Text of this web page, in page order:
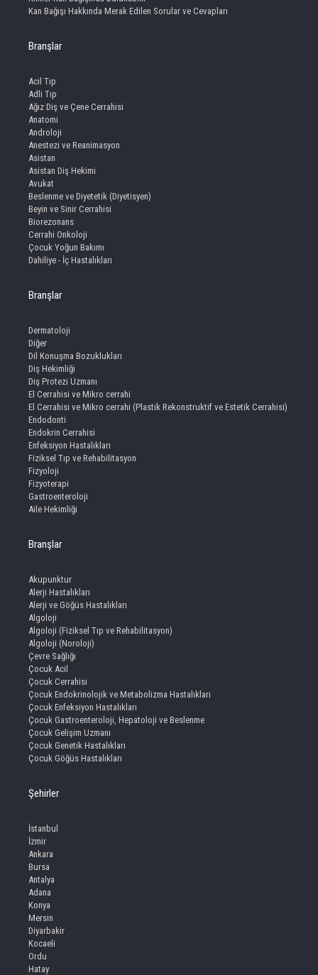
Kan Bağışı Hakkında Merak Edilen Sorular ve Cevapları
Branşlar
Acil Tıp
Adli Tıp
Ağız Diş ve Çene Cerrahisi
Anatomi
Androloji
Anestezi ve Reanimasyon
Asistan
Asistan Diş Hekimi
Avukat
Beslenme ve Diyetetik (Diyetisyen)
Beyin ve Sinir Cerrahisi
Biorezonans
Cerrahi Onkoloji
Çocuk Yoğun Bakımı
Dahiliye - İç Hastalıkları
Branşlar
Dermatoloji
Diğer
Dil Konuşma Bozuklukları
Diş Hekimliği
Diş Protezi Uzmanı
El Cerrahisi ve Mikro cerrahi
El Cerrahisi ve Mikro cerrahi (Plastik Rekonstruktif ve Estetik Cerrahisi)
Endodonti
Endokrin Cerrahisi
Enfeksiyon Hastalıkları
Fiziksel Tıp ve Rehabilitasyon
Fizyoloji
Fizyoterapi
Gastroenteroloji
Aile Hekimliği
Branşlar
Akupunktur
Alerji Hastalıkları
Alerji ve Göğüs Hastalıkları
Algoloji
Algoloji (Fiziksel Tıp ve Rehabilitasyon)
Algoloji (Noroloji)
Çevre Sağlığı
Çocuk Acil
Çocuk Cerrahisi
Çocuk Endokrinolojik ve Metabolizma Hastalıkları
Çocuk Enfeksiyon Hastalıkları
Çocuk Gastroenteroloji, Hepatoloji ve Beslenme
Çocuk Gelişim Uzmanı
Çocuk Genetik Hastalıkları
Çocuk Göğüs Hastalıkları
Şehirler
İstanbul
İzmir
Ankara
Bursa
Antalya
Adana
Konya
Mersin
Diyarbakir
Kocaeli
Ordu
Hatay